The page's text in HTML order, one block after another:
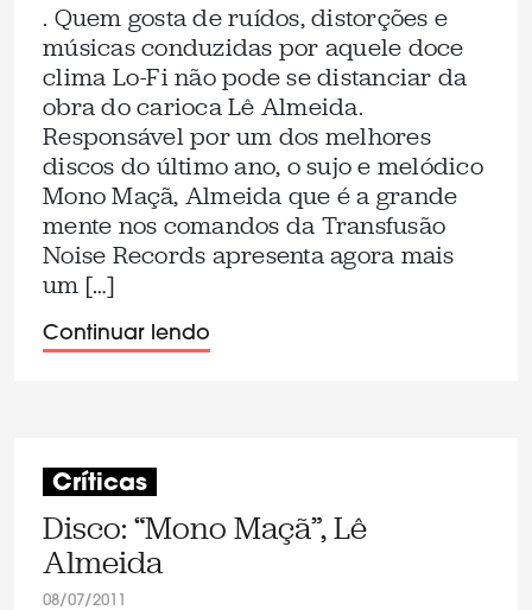
. Quem gosta de ruídos, distorções e
músicas conduzidas por aquele doce
clima Lo-Fi não pode se distanciar da
obra do carioca Lê Almeida.
Responsável por um dos melhores
discos do último ano, o sujo e melódico
Mono Maçã, Almeida que é a grande
mente nos comandos da Transfusão
Noise Records apresenta agora mais
um […]
Continuar lendo
Críticas
Disco: “Mono Maçã”, Lê
Almeida
08/07/2011